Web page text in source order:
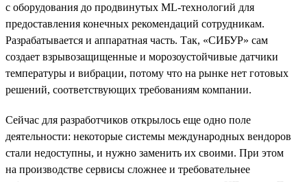
с оборудования до продвинутых ML-технологий для
предоставления конечных рекомендаций сотрудникам.
Разрабатывается и аппаратная часть. Так, «СИБУР» сам
создает взрывозащищенные и морозоустойчивые датчики
температуры и вибрации, потому что на рынке нет готовых
решений, соответствующих требованиям компании.
Сейчас для разработчиков открылось еще одно поле
деятельности: некоторые системы международных вендоров
стали недоступны, и нужно заменить их своими. При этом
на производстве сервисы сложнее и требовательнее